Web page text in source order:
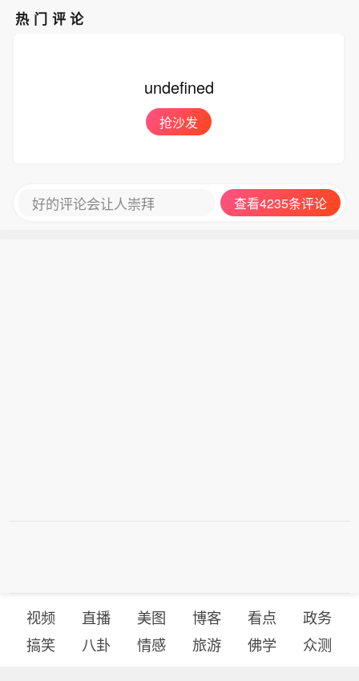
热门评论
undefined
抢沙发
好的评论会让人崇拜 查看4235条评论
视频 直播 美图 博客 看点
政务
搞笑
八卦 情感 旅游 佛学 众测